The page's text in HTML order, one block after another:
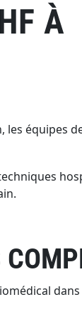
À
les équipes